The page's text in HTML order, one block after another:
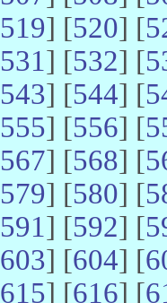
519] [520] [
531] [532] [
543] [544] [
555] [556] [
567] [568] [
579] [580] [
591] [592] [
603] [604] [
615] [616] [